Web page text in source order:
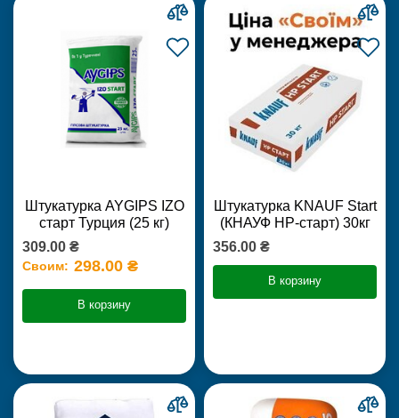
Штукатурка AYGIPS IZO
старт Турция (25 кг)
309.00 ₴
Своим: 298.00 ₴
В корзину
Штукатурка KNAUF Start
(КНАУФ НР-старт) 30кг
356.00 ₴
В корзину